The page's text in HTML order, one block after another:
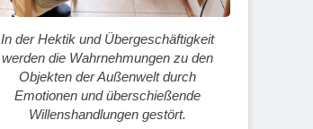
In der Hektik und Übergeschäftigkeit
werden die Wahrnehmungen zu den
Objekten der Außenwelt durch
Emotionen und überschießende
Willenshandlungen gestört.